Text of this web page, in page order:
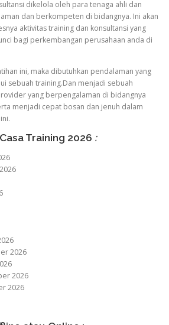
dikelola oleh para tenaga ahli dan
dan berkompeten di bidangnya. Ini akan
aktivitas training dan konsultansi yang
bagi perkembangan perusahaan anda di
ini, maka dibutuhkan pendalaman yang
sebuah training.Dan menjadi sebuah
yang berpengalaman di bidangnya
menjadi cepat bosan dan jenuh dalam
Training 2026 :
2026
2026
2026